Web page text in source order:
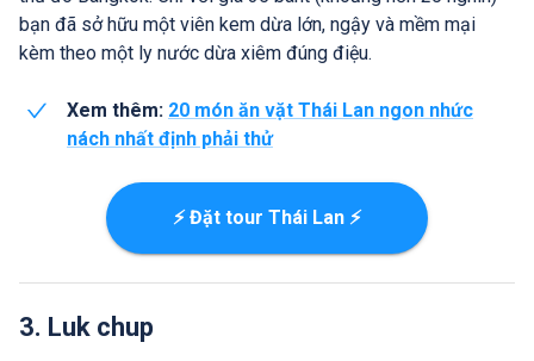
bạn đã sở hữu một viên kem dừa lớn, ngậy và mềm mại
kèm theo một ly nước dừa xiêm đúng điệu.
Xem thêm: 20 món ăn vặt Thái Lan ngon nhức
nách nhất định phải thử
⚡ Đặt tour Thái Lan ⚡
3. Luk chup